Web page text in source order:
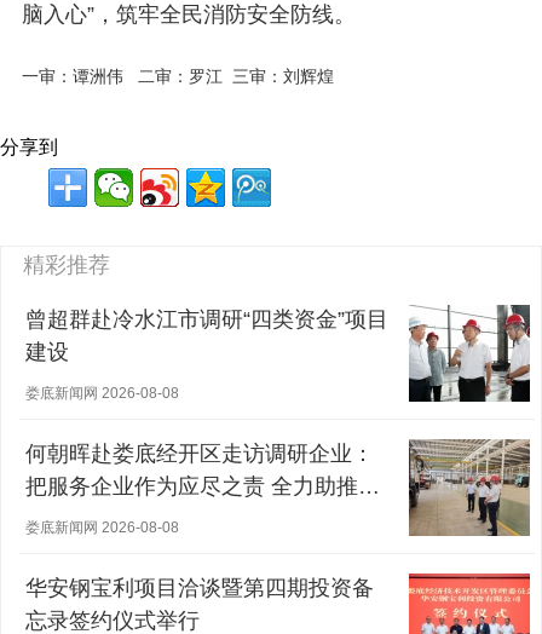
脑入心”，筑牢全民消防安全防线。
一审：谭洲伟 二审：罗江 三审：刘辉煌
分享到
精彩推荐
曾超群赴冷水江市调研“四类资金”项目
建设
娄底新闻网 2026-08-08
何朝晖赴娄底经开区走访调研企业：
把服务企业作为应尽之责 全力助推经
营主体稳健发展
娄底新闻网 2026-08-08
华安钢宝利项目洽谈暨第四期投资备
忘录签约仪式举行